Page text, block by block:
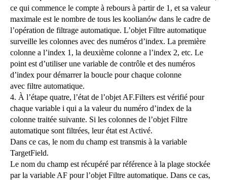
ce qui commence le compte à rebours à partir de 1, et sa valeur
maximale est le nombre de tous les koolianów dans le cadre de
l’opération de filtrage automatique. L’objet Filtre automatique
surveille les colonnes avec des numéros d’index. La première
colonne a l’index 1, la deuxième colonne a l’index 2, etc. Le
point est d’utiliser une variable de contrôle et des numéros
d’index pour démarrer la boucle pour chaque colonne
avec filtre automatique.
4. À l’étape quatre, l’état de l’objet AF.Filters est vérifié pour
chaque variable i qui a la valeur du numéro d’index de la
colonne traitée suivante. Si les colonnes de l’objet Filtre
automatique sont filtrées, leur état est Activé.
Dans ce cas, le nom du champ est transmis à la variable
TargetField.
Le nom du champ est récupéré par référence à la plage stockée
par la variable AF pour l’objet Filtre automatique. Dans ce cas,